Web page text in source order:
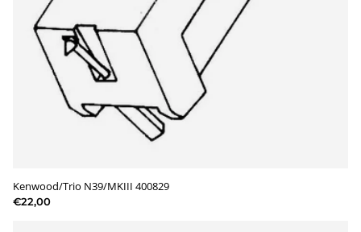
Kenwood/Trio N39/MKIII 400829
€22,00